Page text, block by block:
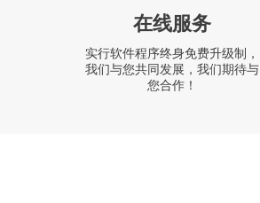
在线服务
实行软件程序终身免费升级制，
我们与您共同发展，我们期待与
您合作！